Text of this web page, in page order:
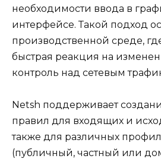
необходимости ввода в
интерфейсе. Такой подход
производственной среде,
быстрая реакция на
контроль над сетевым
Netsh поддерживает
правил для входящих и
также для различных
(публичный, частный или